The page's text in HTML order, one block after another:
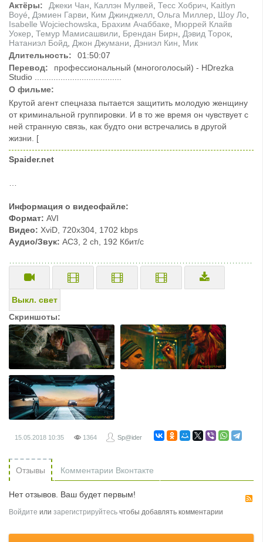
Актёры:
Джеки Чан Каллэн Мулвей Тесс Хобрич Kaitlyn
Boyé
Дэмиен Гарви Ким Джинджелл Ольга Миллер Шоу Ло
Isabelle Wojciechowska
Брахим Ачаббаке
Мюррей Клайв
Уокер Темур Мамисашвили Брендан Бирн Дэвид Торок
Натаниэл Бойд
Джон Джумани Дэниэл Кин
Мик
Длительность:
01:50:07
Перевод:
профессиональный (многоголосый) - HDrezka
Studio .....................................
О фильме:
Крутой агент спецназа пытается защитить молодую женщину
от криминальной группировки. И в то же время он чувствует с
ней странную связь, как будто они встречались в другой
жизни. [
Spaider.net
Информация о видеофайле:
Формат: AVI
Видео: XviD, 720x304, 1702 kbps
Аудио/Звук: AC3, 2 ch, 192 Кбит/с
Выкл. свет
Скриншоты:
15.05.2018 10:35 1364 Sp@ider
Отзывы Комментарии Вконтакте
Нет отзывов. Ваш будет первым!
Войдите или зарегистрируйтесь чтобы добавлять комментарии